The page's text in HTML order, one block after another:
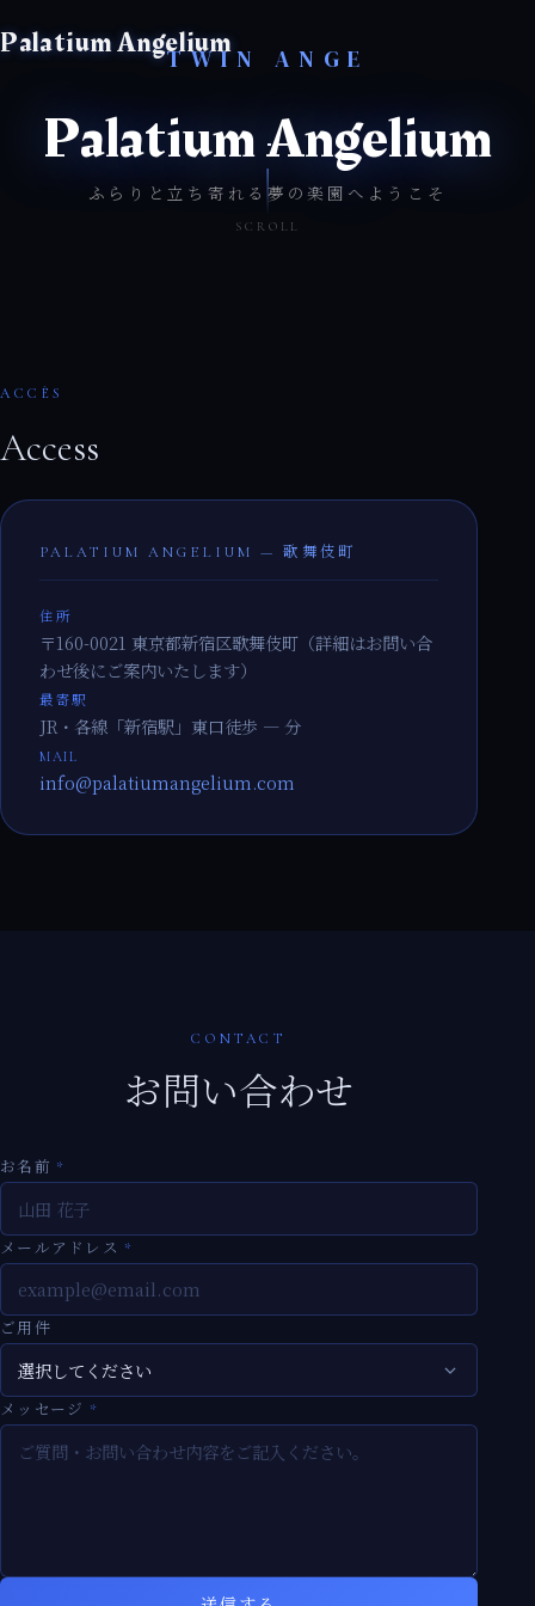
Palatium Angelium
CONTACT TWIN ANGE
Palatium Angelium
ふらりと立ち寄れる夢の楽園へようこそ
SCROLL
ACCÈS
Access
PALATIUM ANGELIUM — 歌舞伎町
住所
〒160-0021 東京都新宿区歌舞伎町（詳細はお問い合
わせ後にご案内いたします）
最寄駅
JR・各線「新宿駅」東口徒歩 — 分
MAIL
info@palatiumangelium.com
CONTACT
お問い合わせ
お名前 *
メールアドレス *
ご用件
メッセージ *